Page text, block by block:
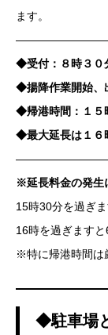
ます。
◆受付：８時３０
◆揚降作業開始、
◆帰港時間：１５
◆最大延長は１６
※延長料金の発生
15時30分を過ぎ
16時を過ぎますと
※特に帰港時間は
◆駐車場